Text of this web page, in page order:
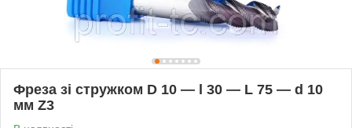
Фреза зі стружком D 10 — l 30 — L 75 — d 10
мм Z3